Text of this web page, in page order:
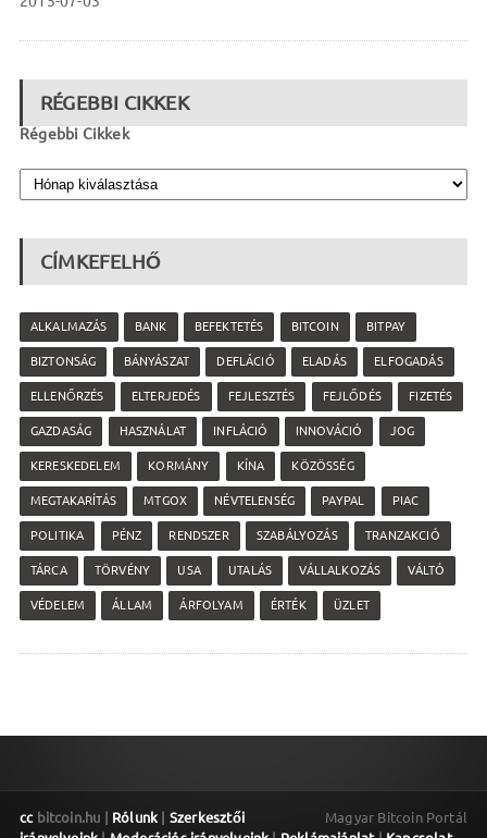
RÉGEBBI CIKKEK
Régebbi Cikkek
CÍMKEFELHŐ
ALKALMAZÁS BANK BEFEKTETÉS BITCOIN BITPAY
BIZTONSÁG BÁNYÁSZAT DEFLÁCIÓ ELADÁS ELFOGADÁS
ELLENŐRZÉS ELTERJEDÉS FEJLESZTÉS FEJLŐDÉS FIZETÉS
GAZDASÁG HASZNÁLAT INFLÁCIÓ INNOVÁCIÓ JOG
KERESKEDELEM KORMÁNY KÍNA KÖZÖSSÉG
MEGTAKARÍTÁS MTGOX NÉVTELENSÉG PAYPAL PIAC
POLITIKA PÉNZ RENDSZER SZABÁLYOZÁS TRANZAKCIÓ
TÁRCA TÖRVÉNY USA UTALÁS VÁLLALKOZÁS VÁLTÓ
VÉDELEM ÁLLAM ÁRFOLYAM ÉRTÉK ÜZLET
Magyar Bitcoin Portál
ccbitcoin.hu | Rólunk
Szerkesztői